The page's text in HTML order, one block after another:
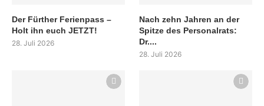
Der Fürther Ferienpass –
Holt ihn euch JETZT!
28. Juli 2026
Nach zehn Jahren an der
Spitze des Personalrats:
Dr....
28. Juli 2026